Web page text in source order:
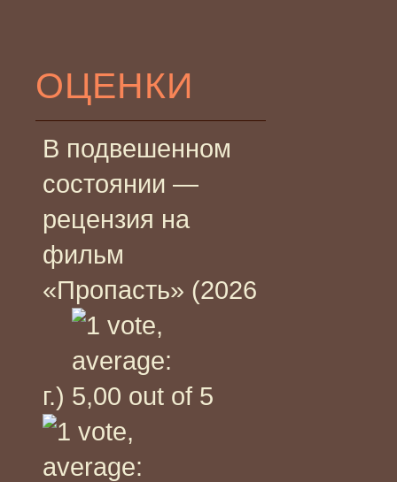
ОЦЕНКИ
В подвешенном
состоянии —
рецензия на
фильм
«Пропасть» (2026
г.)